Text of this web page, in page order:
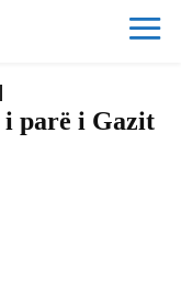
parë i Gazit